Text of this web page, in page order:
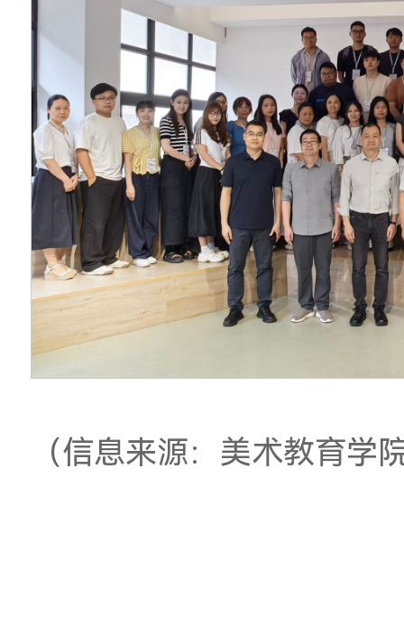
写鉴赏、素描鉴赏等
家授课。此次培训搭
纷表示，将珍惜学习
业能力与综合素养，
用到日常课堂中，为